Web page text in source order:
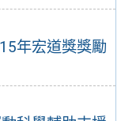
年宏道獎獎勵